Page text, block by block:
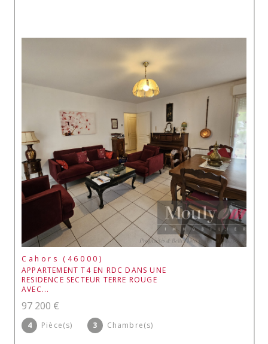
Cahors (46000)
APPARTEMENT T4 EN RDC DANS UNE
RESIDENCE SECTEUR TERRE ROUGE
AVEC...
97 200 €
4 Pièce(s) 3 Chambre(s)